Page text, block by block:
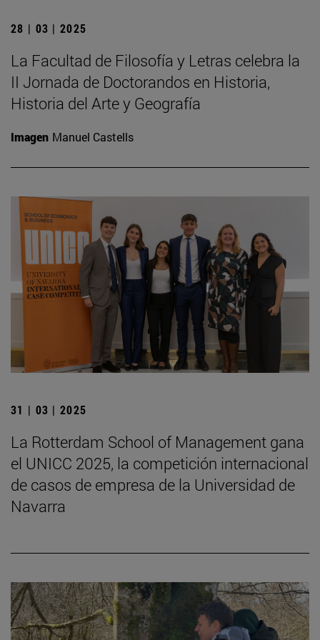
28 | 03 | 2025
La Facultad de Filosofía y Letras celebra la
II Jornada de Doctorandos en Historia,
Historia del Arte y Geografía
Imagen Manuel Castells
31 | 03 | 2025
La Rotterdam School of Management gana
el UNICC 2025, la competición internacional
de casos de empresa de la Universidad de
Navarra